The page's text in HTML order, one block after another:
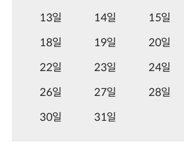
13일
14일 15일
18일
19일 20일
22일
23일 24일
26일
27일 28일
30일
31일